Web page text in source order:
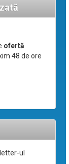
ofertă
48 de ore
ul